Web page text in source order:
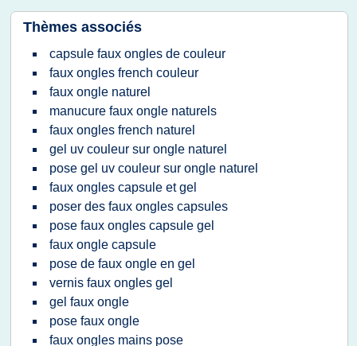
Thèmes associés
capsule faux ongles de couleur
faux ongles french couleur
faux ongle naturel
manucure faux ongle naturels
faux ongles french naturel
gel uv couleur sur ongle naturel
pose gel uv couleur sur ongle naturel
faux ongles capsule et gel
poser des faux ongles capsules
pose faux ongles capsule gel
faux ongle capsule
pose de faux ongle en gel
vernis faux ongles gel
gel faux ongle
pose faux ongle
faux ongles mains pose